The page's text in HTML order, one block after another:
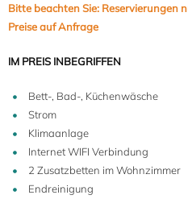
Bitte beachten Sie: Reservierungen
Preise auf Anfrage
IM PREIS INBEGRIFFEN
Bett-, Bad-, Küchenwäsche
Strom
Klimaanlage
Internet WIFI Verbindung
2 Zusatzbetten im Wohnzimmer
Endreinigung